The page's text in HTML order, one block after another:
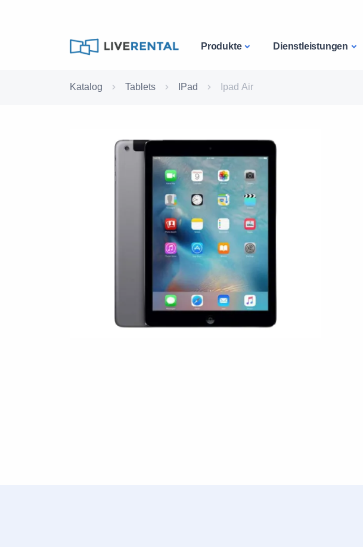
Produkte Dienstleistungen
Katalog Tablets IPad Ipad Air